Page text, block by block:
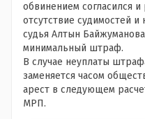
обвинением согласился и
отсутствие судимостей и
судья Алтын
минимальный штраф.
В случае неуплаты
заменяется часом
арест в следующем
МРП.